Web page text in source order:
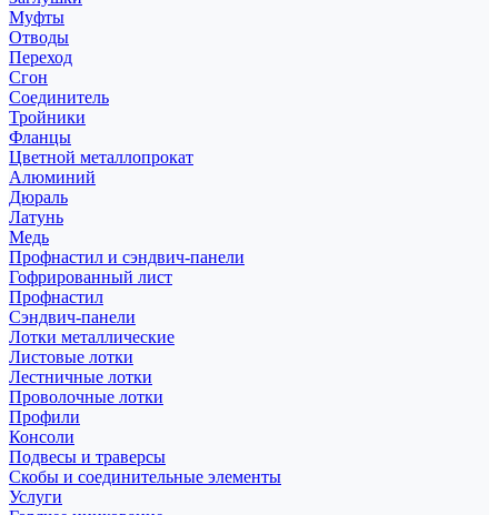
Муфты
Отводы
Переход
Сгон
Соединитель
Тройники
Фланцы
Цветной металлопрокат
Алюминий
Дюраль
Латунь
Медь
Профнастил и сэндвич-панели
Гофрированный лист
Профнастил
Сэндвич-панели
Лотки металлические
Листовые лотки
Лестничные лотки
Проволочные лотки
Профили
Консоли
Подвесы и траверсы
Скобы и соединительные элементы
Услуги